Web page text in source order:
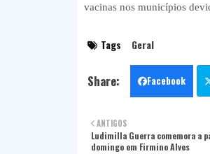
vacinas nos municípios
Tags Geral
Facebook
ANTIGOS
Ludimilla Guerra comemora a
domingo em Firmino Alves